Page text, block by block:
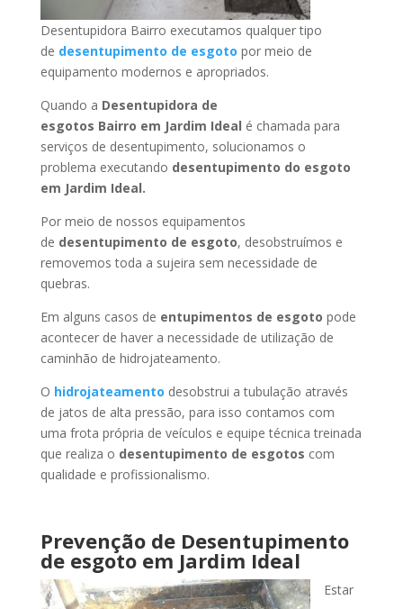
Desentupidora Bairro executamos qualquer tipo
de desentupimento de esgoto por meio de
equipamento modernos e apropriados.
Quando a Desentupidora de
esgotos Bairro em Jardim Ideal é chamada para
serviços de desentupimento, solucionamos o
problema executando desentupimento do esgoto
em Jardim Ideal.
Por meio de nossos equipamentos
de desentupimento de esgoto, desobstruímos e
removemos toda a sujeira sem necessidade de
quebras.
Em alguns casos de entupimentos de esgoto pode
acontecer de haver a necessidade de utilização de
caminhão de hidrojateamento.
O hidrojateamento desobstrui a tubulação através
de jatos de alta pressão, para isso contamos com
uma frota própria de veículos e equipe técnica treinada
que realiza o desentupimento de esgotos com
qualidade e profissionalismo.
Prevenção de Desentupimento
de esgoto em Jardim Ideal
Estar